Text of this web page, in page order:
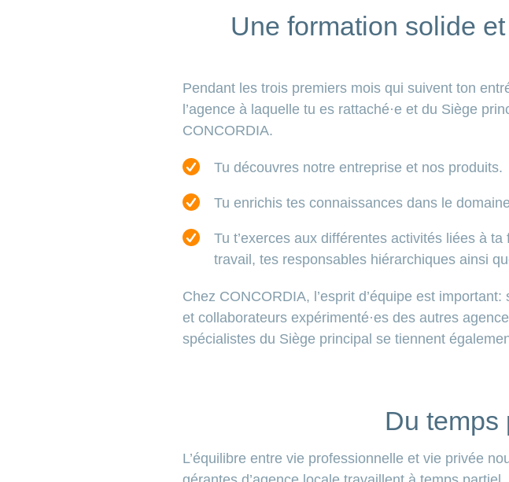
Une formation solide
Pendant les trois premiers mois qui suivent ton
l’agence à laquelle tu es rattaché·e et du Siège
CONCORDIA.
Tu découvres notre entreprise et nos produits.
Tu enrichis tes connaissances dans le
Tu t’exerces aux différentes activités liées à
travail, tes responsables hiérarchiques ainsi
Chez CONCORDIA, l’esprit d’équipe est
et collaborateurs expérimenté·es des autres
spécialistes du Siège principal se tiennent
Du temps
L’équilibre entre vie professionnelle et vie privée